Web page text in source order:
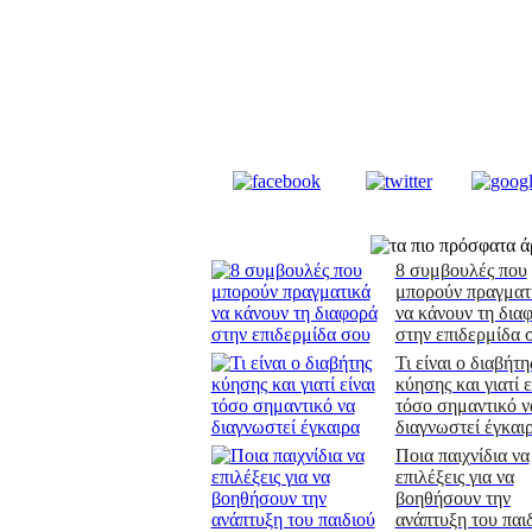
8 συμβουλές που
μπορούν
να κάνουν τη
στην επιδερμίδα
Τι είναι ο
κύησης και γιατί
τόσο σημαντικό
διαγνωστεί
Ποια παιχνίδια να
επιλέξεις για να
βοηθήσουν την
ανάπτυξη του